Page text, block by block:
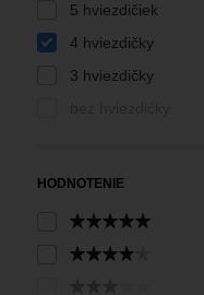
5 hviezdičiek
4 hviezdičky
3 hviezdičky
HODNOTENIE